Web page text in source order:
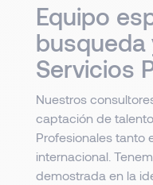
Equipo
Servicios
Nuestros
captación de
Profesionales tanto
internacional.
demostrada en la